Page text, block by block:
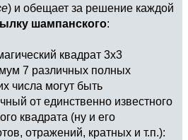
) и обещает за решение каждой
шампанского:
квадрат 3x3
7 различных полных
числа могут быть
от единственно известного
квадрата (ну и его
отражений, кратных и т.п.):